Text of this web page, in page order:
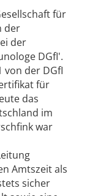
für
der
der
DGfI'.
von der DGfI
für
das
im
war
Amtszeit als
sicher